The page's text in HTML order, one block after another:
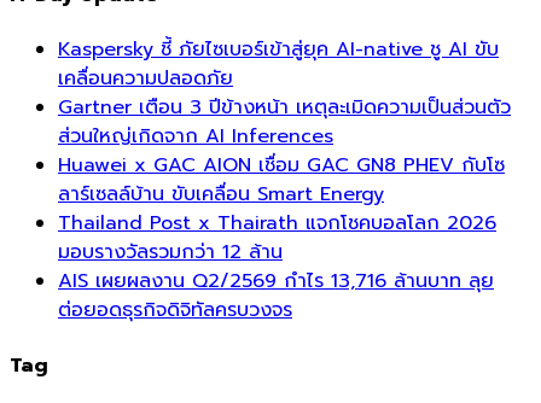
Kaspersky ชี้ ภัยไซเบอร์เข้าสู่ยุค AI-native ชู AI ขับ
เคลื่อนความปลอดภัย
Gartner เตือน 3 ปีข้างหน้า เหตุละเมิดความเป็นส่วนตัว
ส่วนใหญ่เกิดจาก AI Inferences
Huawei x GAC AION เชื่อม GAC GN8 PHEV กับโซ
ลาร์เซลล์บ้าน ขับเคลื่อน Smart Energy
Thailand Post x Thairath แจกโชคบอลโลก 2026
มอบรางวัลรวมกว่า 12 ล้าน
AIS เผยผลงาน Q2/2569 กำไร 13,716 ล้านบาท ลุย
ต่อยอดธุรกิจดิจิทัลครบวงจร
Tag